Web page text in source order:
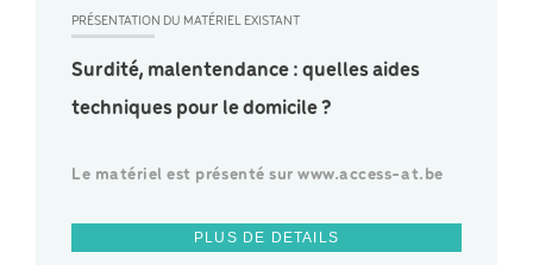
PRÉSENTATION DU MATÉRIEL EXISTANT
Surdité, malentendance : quelles aides
techniques pour le domicile ?
Le matériel est présenté sur www.access-at.be
PLUS DE DETAILS